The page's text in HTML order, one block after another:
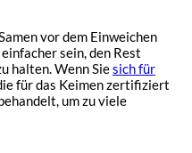
vor dem Einweichen
sein, den Rest
halten. Wenn Siesich für
für das Keimen zertifiziert
um zu viele